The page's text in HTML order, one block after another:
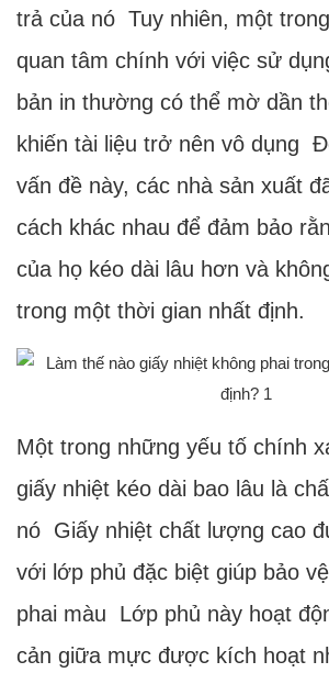
trả của nó Tuy nhiên, một
quan tâm chính với việc sử
bản in thường có thể mờ dần
khiến tài liệu trở nên vô dụng
vấn đề này, các nhà sản xuất
cách khác nhau để đảm bảo
của họ kéo dài lâu hơn và
trong một thời gian nhất định.
Một trong những yếu tố chính
giấy nhiệt kéo dài bao lâu là
nó Giấy nhiệt chất lượng cao
với lớp phủ đặc biệt giúp bảo
phai màu Lớp phủ này hoạt
cản giữa mực được kích hoạt